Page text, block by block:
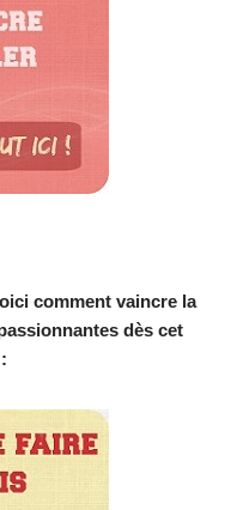
comment vaincre la
dès cet